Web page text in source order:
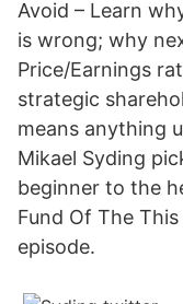
Avoid – Learn
is wrong; why
Price/Earnings
strategic
means anything
Mikael Syding
beginner to the
Fund Of The
episode.